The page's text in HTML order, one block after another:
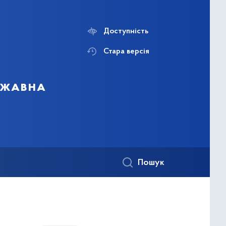
Доступність
Стара версія
Пошук